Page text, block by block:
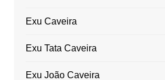
Exu Caveira
Exu Tata Caveira
Exu João Caveira